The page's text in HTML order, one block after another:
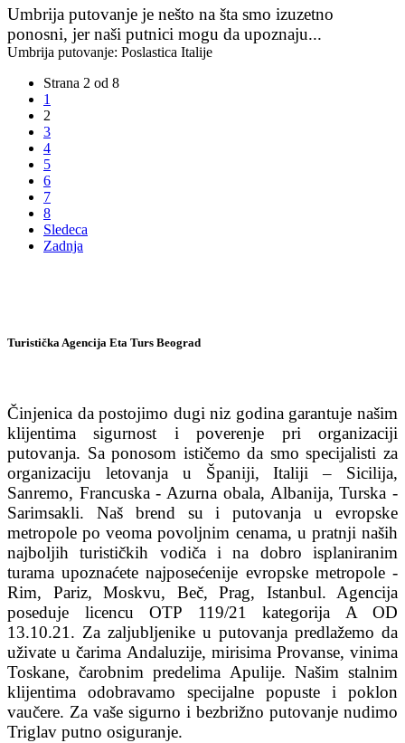
Umbrija putovanje je nešto na šta smo izuzetno
ponosni, jer naši putnici mogu da upoznaju...
Umbrija putovanje: Poslastica Italije
Strana 2 od 8
1
2
3
4
5
6
7
8
Sledeca
Zadnja
Turistička Agencija Eta Turs Beograd
Činjenica da postojimo dugi niz godina garantuje našim
klijentima sigurnost i poverenje pri organizaciji
putovanja. Sa ponosom ističemo da smo specijalisti za
organizaciju letovanja u Španiji, Italiji – Sicilija,
Sanremo, Francuska - Azurna obala, Albanija, Turska -
Sarimsakli. Naš brend su i putovanja u evropske
metropole po veoma povoljnim cenama, u pratnji naših
najboljih turističkih vodiča i na dobro isplaniranim
turama upoznaćete najposećenije evropske metropole -
Rim, Pariz, Moskvu, Beč, Prag, Istanbul. Agencija
poseduje licencu OTP 119/21 kategorija A OD
13.10.21. Za zaljubljenike u putovanja predlažemo da
uživate u čarima Andaluzije, mirisima Provanse, vinima
Toskane, čarobnim predelima Apulije. Našim stalnim
klijentima odobravamo specijalne popuste i poklon
vaučere. Za vaše sigurno i bezbrižno putovanje nudimo
Triglav putno osiguranje.